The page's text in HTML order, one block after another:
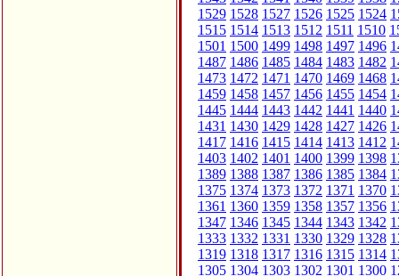
1529 1528 1527 1526 1525 1524
1515 1514 1513 1512 1511 1510
1501 1500 1499 1498 1497 1496
1487 1486 1485 1484 1483 1482
1473 1472 1471 1470 1469 1468
1459 1458 1457 1456 1455 1454
1445 1444 1443 1442 1441 1440
1431 1430 1429 1428 1427 1426
1417 1416 1415 1414 1413 1412
1403 1402 1401 1400 1399 1398
1389 1388 1387 1386 1385 1384
1375 1374 1373 1372 1371 1370
1361 1360 1359 1358 1357 1356
1347 1346 1345 1344 1343 1342
1333 1332 1331 1330 1329 1328
1319 1318 1317 1316 1315 1314
1305 1304 1303 1302 1301 1300